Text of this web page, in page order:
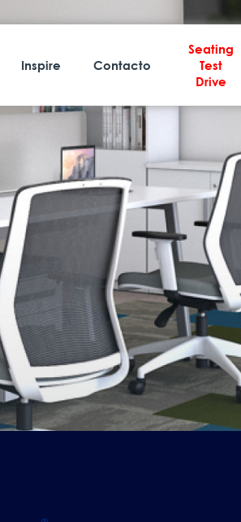
Inspire Contacto
Seating
Test
Drive